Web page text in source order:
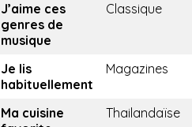
J’aime ces
genres de
musique
Classique
Je lis
habituellement
Magazines
Ma cuisine
Thailandaïse